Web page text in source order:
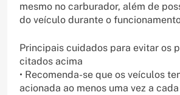
mesmo no carburador, além de
do veículo durante o
Principais cuidados para evitar os
citados acima
• Recomenda-se que os veículos
acionada ao menos uma vez a